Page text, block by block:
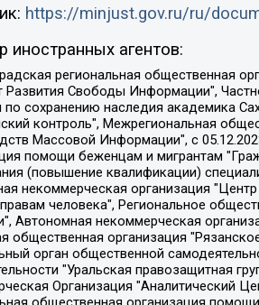
https://minjust.gov.ru/ru/
иностранных агентов:
Прав Средств Массовой Информации", с 05.12.2023 Фонд "Центр Защиты Прав Средств массовой информации", Региональная общественная благотворительная организация помощи беженцам и мигрантам "Гражданское содействие", Негосударственное образовательное учреждение дополнительного профессионального образования (повышение квалификации) специалистов "АКАДЕМИЯ ПО ПРАВАМ ЧЕЛОВЕКА", Свердловская региональная общественная организация "Сутяжник", Автономная некоммерческая организация "Центр независимых социологических исследований", Союз общественных объединений "Российский исследовательский центр по правам человека", Региональное общественное учреждение научно-информационный центр "МЕМОРИАЛ", Некоммерческая организация "Фонд защиты гласности", Автономная некоммерческая организация "Институт прав человека", Городская общественная организация "Екатеринбургское общество "МЕМОРИАЛ", Городская общественная организация "Рязанское историко-просветительское и правозащитное общество "Мемориал" (Рязанский Мемориал), Челябинский региональный орган общественной самодеятельности – женское общественное объединение "Женщины Евразии", Челябинский региональный орган общественной самодеятельности "Уральская правозащитная группа", Фонд содействия защите здоровья и социальной справедливости имени Андрея Рылькова, Автономная Некоммерческая Организация "Аналитический Центр Юрия Левады", Автономная некоммерческая организация социальной поддержки населения "Проект Апрель", Региональная общественная организация помощи женщинам и детям, находящимся в кризисной ситуации "Информационно-методический центр "Анна", Фонд содействия развитию массовых коммуникаций и правовому просвещению "Так-так-Так", Фонд содействия устойчивому развитию "Серебряная тайга", Свердловский региональный общественный фонд социальных проектов "Новое время", "Idel.Реалии", Кавказ.Реалии, Крым.Реалии, Телеканал Настоящее Время, Татаро-башкирская служба Радио Свобода (Azatliq Radiosi), Радио Свободная Европа/Радио Свобода (PCE/PC), "Сибирь.Реалии", "Фактограф", Благотворительный фонд помощи осужденным и их семьям, Автономная некоммерческая организация "Институт глобализации и социальных движений", Фонд "В защиту прав заключенных", Частное учреждение "Центр поддержки и содействия развитию средств массовой информации", Пензенский региональный